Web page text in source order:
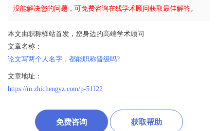
没能解决您的问题，可免费咨询在线学术顾问获取最佳解答。
本文由职称驿站首发，您身边的高端学术顾问
文章名称：
论文写两个人名字，都能职称晋级吗?
文章地址：
https://m.zhichengyz.com/p-51122
免费咨询 获取帮助